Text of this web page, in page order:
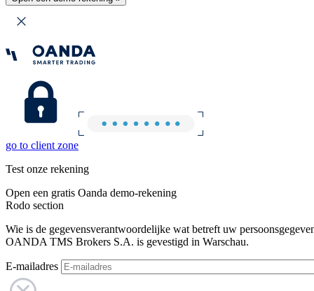
go to client zone
Test onze rekening
Open een gratis Oanda demo-rekening
Rodo section
Wie is de gegevensverantwoordelijke wat betreft uw
OANDA TMS Brokers S.A. is gevestigd in Warschau.
E-mailadres